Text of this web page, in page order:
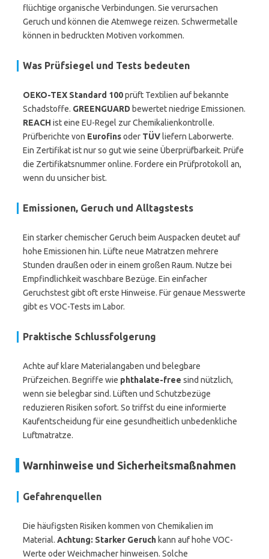
flüchtige organische Verbindungen. Sie verursachen
Geruch und können die Atemwege reizen. Schwermetalle
können in bedruckten Motiven vorkommen.
Was Prüfsiegel und Tests bedeuten
OEKO-TEX Standard 100prüft Textilien auf bekannte
Schadstoffe. GREENGUARD bewertet niedrige Emissionen.
REACH ist eine EU-Regel zur Chemikalienkontrolle.
Prüfberichte von Eurofinsoder TÜV liefern Laborwerte.
Ein Zertifikat ist nur so gut wie seine Überprüfbarkeit. Prüfe
die Zertifikatsnummer online. Fordere ein Prüfprotokoll an,
wenn du unsicher bist.
Emissionen, Geruch und Alltagstests
Ein starker chemischer Geruch beim Auspacken deutet auf
hohe Emissionen hin. Lüfte neue Matratzen mehrere
Stunden draußen oder in einem großen Raum. Nutze bei
Empfindlichkeit waschbare Bezüge. Ein einfacher
Geruchstest gibt oft erste Hinweise. Für genaue Messwerte
gibt es VOC-Tests im Labor.
Praktische Schlussfolgerung
Achte auf klare Materialangaben und belegbare
Prüfzeichen. Begriffe wie phthalate-free sind nützlich,
wenn sie belegbar sind. Lüften und Schutzbezüge
reduzieren Risiken sofort. So triffst du eine informierte
Kaufentscheidung für eine gesundheitlich unbedenkliche
Luftmatratze.
Warnhinweise und Sicherheitsmaßnahmen
Gefahrenquellen
Die häufigsten Risiken kommen von Chemikalien im
Material. Achtung: Starker Geruch kann auf hohe VOC-
Werte oder Weichmacher hinweisen. Solche